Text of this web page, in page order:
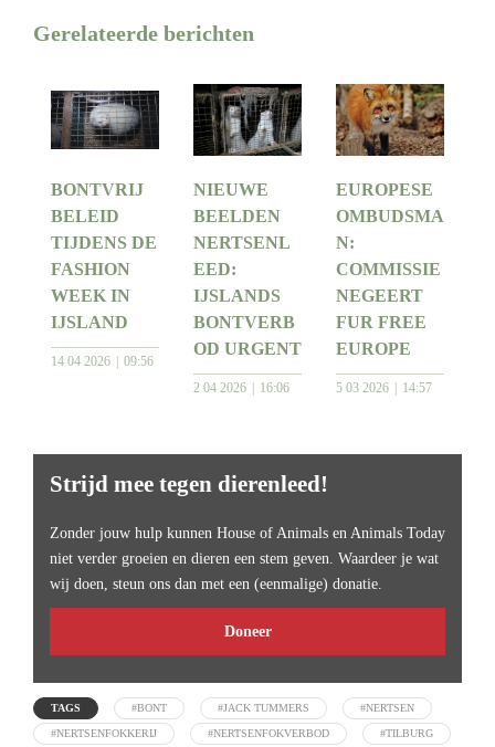
Gerelateerde berichten
BONTVRIJ
BELEID
TIJDENS DE
FASHION
WEEK IN
IJSLAND
14 04 2026 09:56
NIEUWE
BEELDEN
NERTSENL
EED:
IJSLANDS
BONTVERB
OD URGENT
2 04 2026 16:06
EUROPESE
OMBUDSMA
N:
COMMISSIE
NEGEERT
FUR FREE
EUROPE
5 03 2026 14:57
Strijd mee tegen dierenleed!
Zonder jouw hulp kunnen House of Animals en Animals Today
niet verder groeien en dieren een stem geven. Waardeer je wat
wij doen, steun ons dan met een (eenmalige) donatie.
Doneer
TAGS #BONT #JACK TUMMERS #NERTSEN
#NERTSENFOKKERIJ #NERTSENFOKVERBOD #TILBURG